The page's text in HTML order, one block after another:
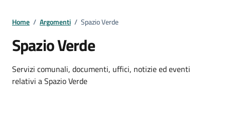
Home / Argomenti / Spazio Verde
Spazio Verde
Dettagli della notizia
Servizi comunali, documenti, uffici, notizie ed eventi
relativi a Spazio Verde